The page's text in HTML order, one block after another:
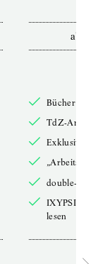
ab
Bücher online
TdZ-Artikel
Exklusive
double-
lesen